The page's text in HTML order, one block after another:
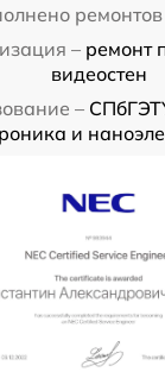
ремонтов
– ремонт
видеостен
–
и